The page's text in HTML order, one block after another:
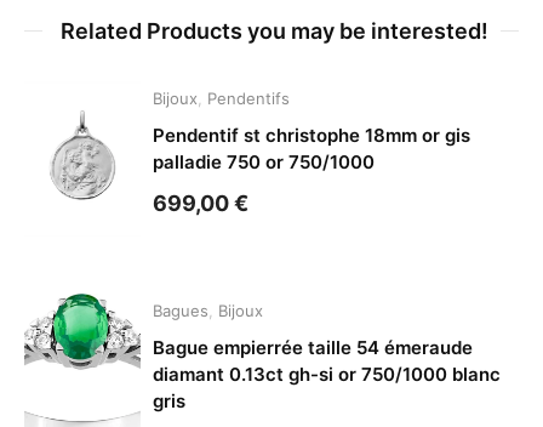
Related Products you may be interested!
Bijoux Pendentifs
Pendentif st christophe 18mm or gis
palladie 750 or 750/1000
699,00€
Bagues Bijoux
Bague empierrée taille 54 émeraude
diamant 0.13ct gh-si or 750/1000 blanc
gris